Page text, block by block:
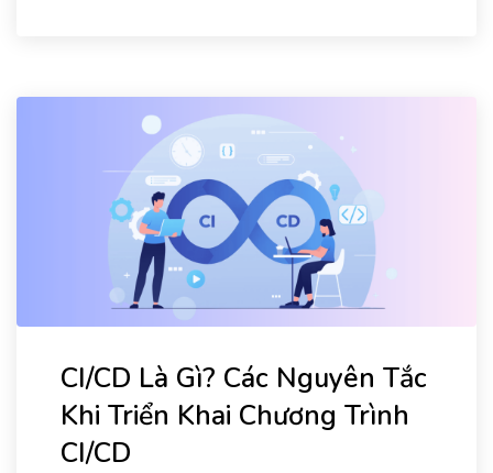
CI/CD Là Gì? Các Nguyên Tắc
Khi Triển Khai Chương Trình
CI/CD